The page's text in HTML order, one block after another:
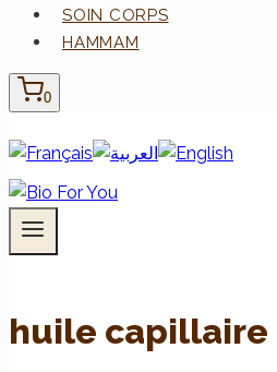
SOIN CORPS
HAMMAM
0
huile capillaire